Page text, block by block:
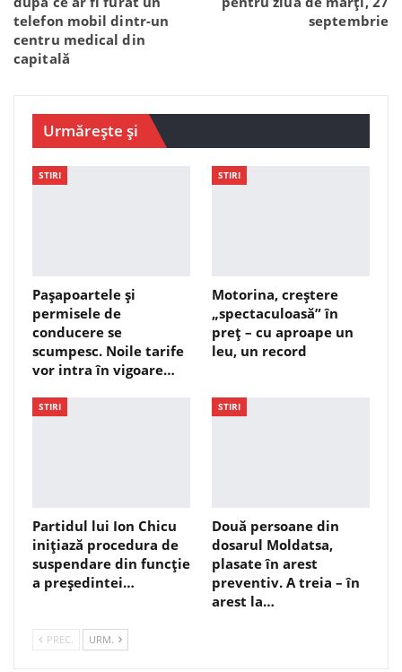
telefon mobil dintr-un
centru medical din
capitală
septembrie
Urmărește și
STIRI
Pașapoartele și
permisele de
conducere se
scumpesc. Noile tarife
vor intra în vigoare…
STIRI
Motorina, creștere
„spectaculoasă” în
preț – cu aproape un
leu, un record
STIRI
Partidul lui Ion Chicu
inițiază procedura de
suspendare din funcție
a președintei…
STIRI
Două persoane din
dosarul Moldatsa,
plasate în arest
preventiv. A treia – în
arest la…
PREC. URM.